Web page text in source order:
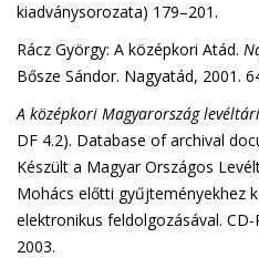
kiadványsorozata) 179–201.
Rácz György: A középkori Atád.
Bősze Sándor. Nagyatád, 2001.
A középkori Magyarország
DF 4.2). Database of archival
Készült a Magyar Országos
Mohács előtti gyűjteményekhez
elektronikus feldolgozásával. CD-
2003.